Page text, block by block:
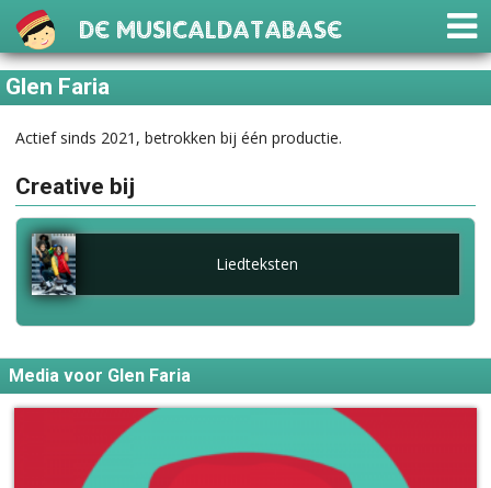
De Musicaldatabase
Glen Faria
Actief sinds 2021, betrokken bij één productie.
Creative bij
Liedteksten
Media voor Glen Faria